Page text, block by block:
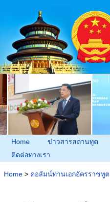
Home ข่าวสารสถานทูต
ติดต่อทางเรา
Home > คอลัมน์ท่านเอกอัครราชทูต